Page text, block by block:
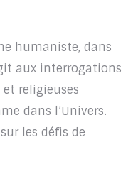
humaniste, dans
aux interrogations
religieuses
dans l’Univers.
les défis de